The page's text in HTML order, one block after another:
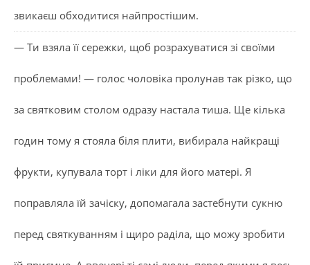
звикаєш обходитися найпростішим.
— Ти взяла її сережки, щоб розрахуватися зі своїми
проблемами! — голос чоловіка пролунав так різко, що
за святковим столом одразу настала тиша. Ще кілька
годин тому я стояла біля плити, вибирала найкращі
фрукти, купувала торт і ліки для його матері. Я
поправляла їй зачіску, допомагала застебнути сукню
перед святкуванням і щиро раділа, що можу зробити